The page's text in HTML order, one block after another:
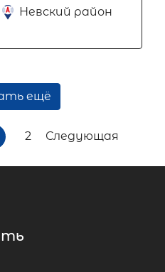
Невский район
ещё
2 Следующая